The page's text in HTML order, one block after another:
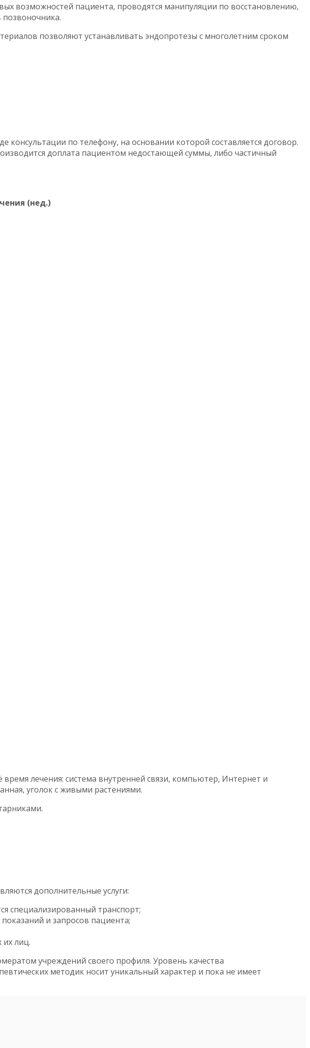
возможностей пациента, проводятся манипуляции по восстановлению,
позволяют устанавливать эндопротезы с многолетним сроком
консультации по телефону, на основании которой составляется договор.
доплата пациентом недостающей суммы, либо частичный
(нед.)
лечения: система внутренней связи, компьютер, Интернет и
уголок с живыми растениями.
дополнительные услуги:
специализированный транспорт;
и запросов пациента;
лиц.
учреждений своего профиля. Уровень качества
методик носит уникальный характер и пока не имеет